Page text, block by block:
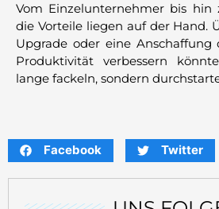
Vom Einzelunternehmer bis hin
die Vorteile liegen auf der Hand.
Upgrade oder eine Anschaffung
Produktivität verbessern
lange fackeln, sondern
Facebook Twitter